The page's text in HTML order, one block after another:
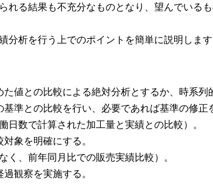
れる結果も不充分なものとなり、望んでいる
分析を行う上でのポイントを簡単に説明します
値との比較による絶対分析とするか、時系列
準との比較を行い、必要であれば基準の修正
日数で計算された加工量と実績との比較）。
象を明確にする。
く、前年同月比での販売実績比較）。
観察を実施する。